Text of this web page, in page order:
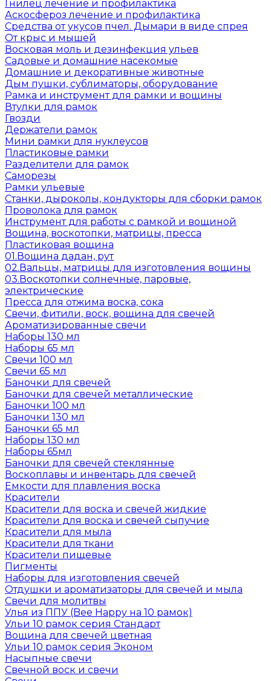
Гнилец лечение и профилактика
Аскосфероз лечение и профилактика
Средства от укусов пчел. Дымари в виде спрея
От крыс и мышей
Восковая моль и дезинфекция ульев
Садовые и домашние насекомые
Домашние и декоративные животные
Дым пушки, сублиматоры, оборудование
Рамка и инструмент для рамки и вощины
Втулки для рамок
Гвозди
Держатели рамок
Мини рамки для нуклеусов
Пластиковые рамки
Разделители для рамок
Саморезы
Рамки ульевые
Станки, дыроколы, кондукторы для сборки рамок
Проволока для рамок
Инструмент для работы с рамкой и вощиной
Вощина, воскотопки, матрицы, пресса
Пластиковая вощина
01.Вощина дадан, рут
02.Вальцы, матрицы для изготовления вощины
03.Воскотопки солнечные, паровые,
электрические
Пресса для отжима воска, сока
Свечи, фитили, воск, вощина для свечей
Ароматизированные свечи
Наборы 130 мл
Наборы 65 мл
Свечи 100 мл
Свечи 65 мл
Баночки для свечей
Баночки для свечей металлические
Баночки 100 мл
Баночки 130 мл
Баночки 65 мл
Наборы 130 мл
Наборы 65мл
Баночки для свечей стеклянные
Воскоплавы и инвентарь для свечей
Емкости для плавления воска
Красители
Красители для воска и свечей жидкие
Красители для воска и свечей сыпучие
Красители для мыла
Красители для ткани
Красители пищевые
Пигменты
Наборы для изготовления свечей
Отдушки и ароматизаторы для свечей и мыла
Свечи для молитвы
Улья из ППУ (Bee Happy на 10 рамок)
Ульи 10 рамок серия Стандарт
Вощина для свечей цветная
Ульи 10 рамок серия Эконом
Насыпные свечи
Свечной воск и свечи